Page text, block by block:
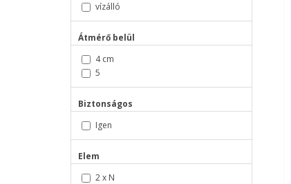
vízálló
Átmérő belül
4 cm
5
Biztonságos
Igen
Elem
2 x N